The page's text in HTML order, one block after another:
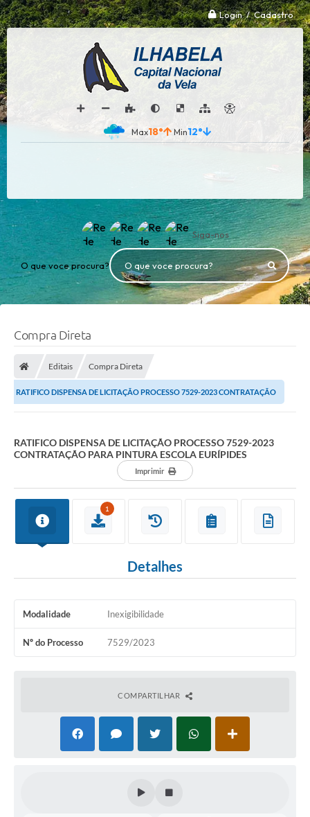
Login / Cadastro
18° 12°
Siga-nos
O que voce procura?
Compra Direta
Editais Compra Direta
RATIFICO DISPENSA DE LICITAÇÃO PROCESSO 7529-2023 CONTRATAÇÃO
RATIFICO DISPENSA DE LICITAÇÃO PROCESSO 7529-2023
CONTRATAÇÃO PARA PINTURA ESCOLA EURÍPIDES
Imprimir
1
Detalhes
Modalidade Inexigibilidade
Nº do Processo 7529/2023
COMPARTILHAR